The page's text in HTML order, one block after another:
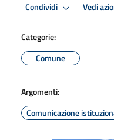
Condividi Vedi
Categorie:
Comune
Argomenti:
Comunicazione